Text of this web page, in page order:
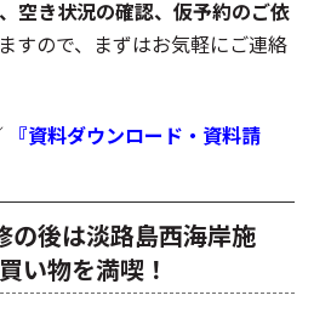
空き状況の確認、仮予約のご依
すので、まずはお気軽にご連絡
『資料ダウンロード・資料請
の後は淡路島西海岸施
い物を満喫！